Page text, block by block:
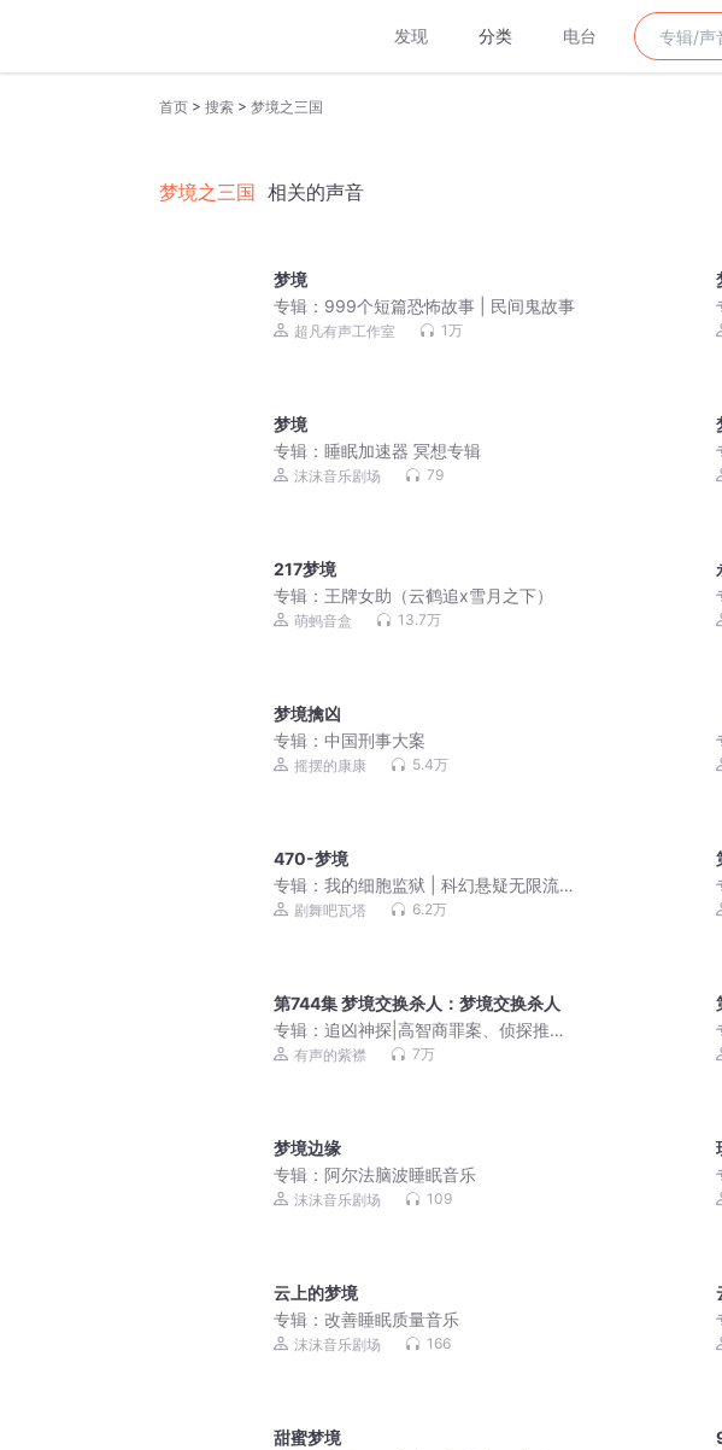
发现 分类 电台
首页 > 搜索 > 梦境之三国
梦境之三国 相关的声音
梦境
专辑： 999个短篇恐怖故事 | 民间鬼故事
超凡有声工作室 1万
梦境
专辑： 睡眠加速器 冥想专辑
沫沫音乐剧场 79
217梦境
专辑： 王牌女助（云鹤追x雪月之下）
萌蚂音盒 13.7万
梦境擒凶
专辑： 中国刑事大案
摇摆的康康 5.4万
470-梦境
专辑： 我的细胞监狱 | 科幻悬疑无限流 |
3D精品多人剧
剧舞吧瓦塔 6.2万
第744集 梦境交换杀人：梦境交换杀人
专辑： 追凶神探|高智商罪案、侦探推
理、都市悬疑|多人有声剧
有声的紫襟 7万
梦境边缘
专辑： 阿尔法脑波睡眠音乐
沫沫音乐剧场 109
云上的梦境
专辑： 改善睡眠质量音乐
沫沫音乐剧场 166
甜蜜梦境